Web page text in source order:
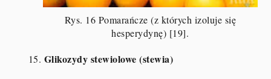
Rys. 16 Pomarańcze (z których izoluje się
hesperydynę) [19].
15. Glikozydy stewiolowe (stewia)